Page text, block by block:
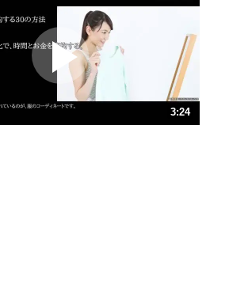
プラス思考
ポジティブになれない原因は、行動
しないから。
ポジティブ思考になる30の方法
ストレス対策
3:24